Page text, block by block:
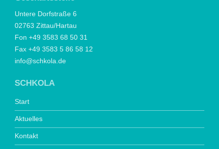
Untere Dorfstraße 6
02763 Zittau/Hartau
Fon +49 3583 68 50 31
Fax +49 3583 5 86 58 12
info@schkola.de
SCHKOLA
Start
Aktuelles
Kontakt